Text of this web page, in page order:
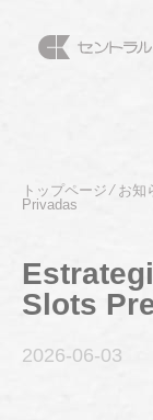
トップページ⁄ お知
Privadas
Slots
2026-06-03